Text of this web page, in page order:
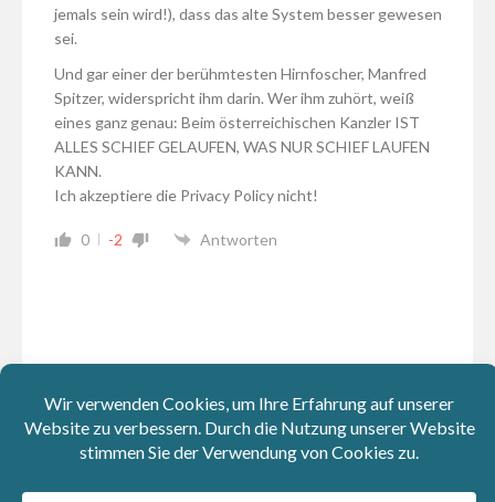
jemals sein wird!), dass das alte System besser gewesen
sei.
Und gar einer der berühmtesten Hirnfoscher, Manfred
Spitzer, widerspricht ihm darin. Wer ihm zuhört, weiß
eines ganz genau: Beim österreichischen Kanzler IST
ALLES SCHIEF GELAUFEN, WAS NUR SCHIEF LAUFEN
KANN.
Ich akzeptiere die Privacy Policy nicht!
0 -2 Antworten
Good News